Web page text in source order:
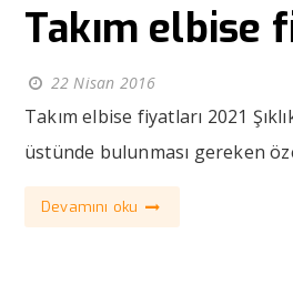
Takım elbise
22 Nisan 2016
Takım elbise fiyatları 2021
üstünde bulunması gereken
Devamını oku